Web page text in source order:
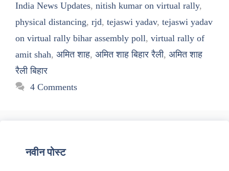
India News Updates, nitish kumar on virtual rally,
physical distancing, rjd, tejaswi yadav, tejaswi yadav
on virtual rally bihar assembly poll, virtual rally of
amit shah, अमित शाह, अमित शाह बिहार रैली, अमित शाह
रैली बिहार
4 Comments
नवीन पोस्ट